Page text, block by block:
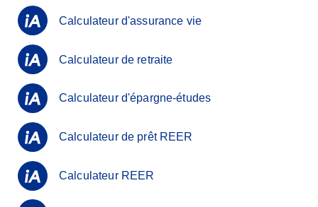
Calculateur d'assurance vie
Calculateur de retraite
Calculateur d'épargne-études
Calculateur de prêt REER
Calculateur REER